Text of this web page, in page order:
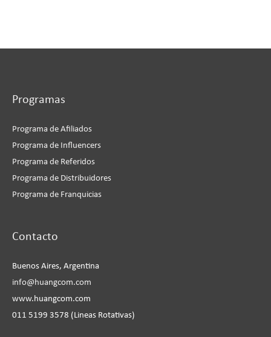
Programas
Programa de Afiliados
Programa de Influencers
Programa de Referidos
Programa de Distribuidores
Programa de Franquicias
Contacto
Buenos Aires, Argentina
info@huangcom.com
www.huangcom.com
011 5199 3578 (Lineas Rotativas)